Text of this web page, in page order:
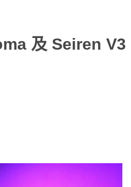
及 Seiren V3